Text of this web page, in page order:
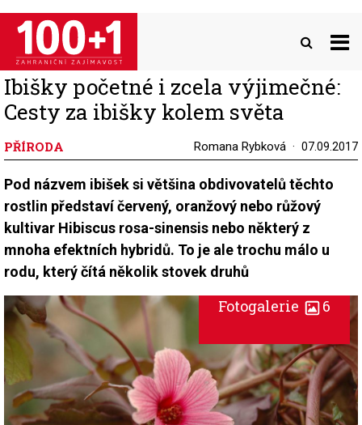
Přejít
hlavnímu
obsahu
Ibišky početné i zcela výjimečné:
Cesty za ibišky kolem světa
PŘÍRODA Romana Rybková 07.09.2017
Pod názvem ibišek si většina obdivovatelů těchto
rostlin představí červený, oranžový nebo růžový
kultivar Hibiscus rosa-sinensis nebo některý z
mnoha efektních hybridů. To je ale trochu málo u
rodu, který čítá několik stovek druhů
Fotogalerie 6